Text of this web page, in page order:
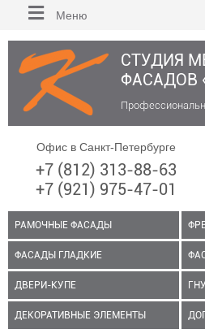
Меню
СТУДИЯ
ФАСАДОВ
Офис в Санкт-Петербурге
+7 (812) 313-88-63
+7 (921) 975-47-01
РАМОЧНЫЕ ФАСАДЫ
ФАСАДЫ ГЛАДКИЕ
ДВЕРИ-КУПЕ
ДЕКОРАТИВНЫЕ ЭЛЕМЕНТЫ